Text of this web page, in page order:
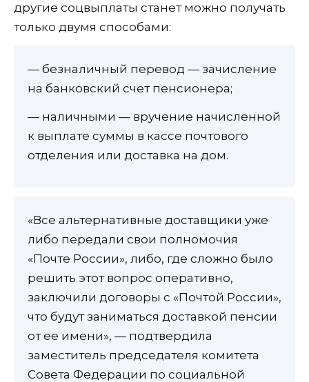
другие соцвыплаты станет можно получать
только двумя способами:
— безналичный перевод — зачисление
на банковский счет пенсионера;
— наличными — вручение начисленной
к выплате суммы в кассе почтового
отделения или доставка на дом.
«Все альтернативные доставщики уже
либо передали свои полномочия
«Почте России», либо, где сложно было
решить этот вопрос оперативно,
заключили договоры с «Почтой России»,
что будут заниматься доставкой пенсии
от ее имени», — подтвердила
заместитель председателя комитета
Совета Федерации по социальной